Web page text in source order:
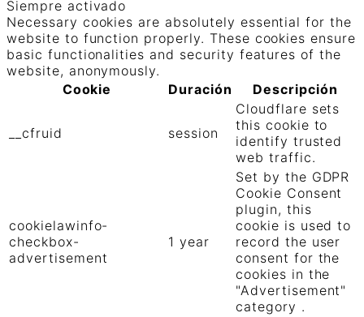
Siempre activado
Necessary cookies are absolutely essential for the
website to function properly. These cookies ensure
basic functionalities and security features of the
website, anonymously.
Cookie
Duración Descripción
__cfruid session
Cloudflare sets
this cookie to
identify trusted
web traffic.
cookielawinfo-
checkbox-
advertisement
1 year
Set by the GDPR
Cookie Consent
plugin, this
cookie is used to
record the user
consent for the
cookies in the
"Advertisement"
category .